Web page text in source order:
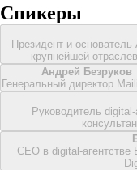
Спикеры
Президент и основатель
крупнейшей
Андрей Безруков
Генеральный директор
Руководитель
CEO в digital-